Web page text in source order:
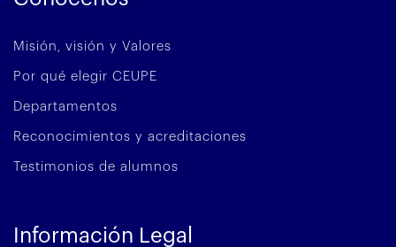
Misión, visión y Valores
Por qué elegir CEUPE
Departamentos
Reconocimientos y acreditaciones
Testimonios de alumnos
Información Legal